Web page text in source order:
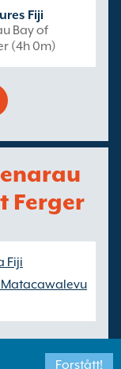
Fiji
Bay of
(4h 0m)
Ferger
Fiji
Matacawalevu
Forstått!